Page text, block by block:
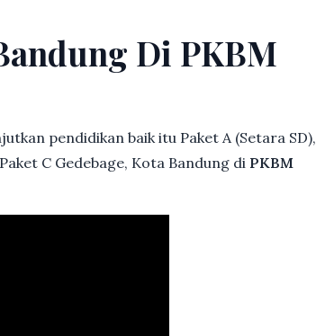
Di PKBM
pendidikan baik itu Paket A (Setara SD),
C Gedebage, Kota Bandung di PKBM